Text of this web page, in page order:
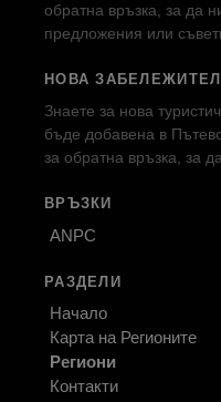
обратна връзка, за да
предложения или
НОВА
Знаете за нова
бъде добавена в
за обратна връзка, за
ВРЪЗКИ
ANPC
РАЗДЕЛИ
Начало
Карта на Регионите
Региони
Контакти